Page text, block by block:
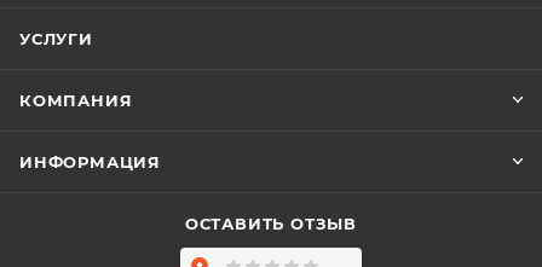
УСЛУГИ
КОМПАНИЯ
ИНФОРМАЦИЯ
ОСТАВИТЬ ОТЗЫВ